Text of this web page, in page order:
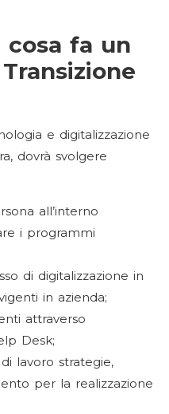
fa un
e digitalizzazione
dovrà svolgere
all’interno
i programmi
di digitalizzazione in
in azienda;
attraverso
Desk;
lavoro strategie,
per la realizzazione